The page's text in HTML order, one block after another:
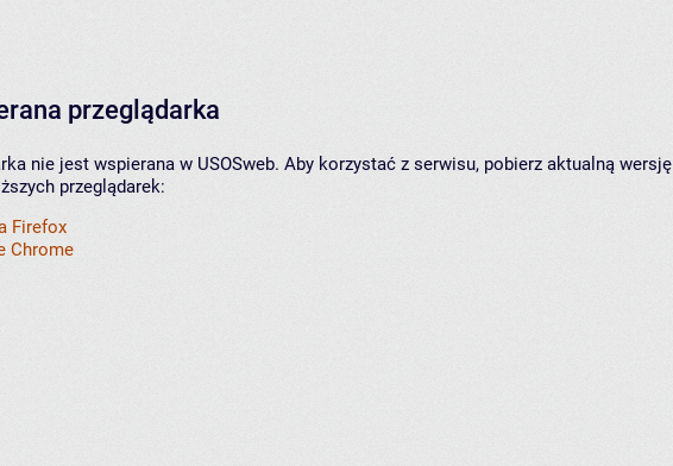
przeglądarka
nie jest wspierana w USOSweb. Aby korzystać z serwisu, pobierz aktualną wersję
przeglądarek:
Firefox
Chrome